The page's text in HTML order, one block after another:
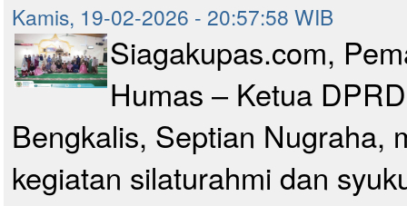
Kamis, 19-02-2026 - 20:57:58 WIB
Siagakupas.com,
Humas – Ketua
Bengkalis, Septian Nugraha,
kegiatan silaturahmi dan